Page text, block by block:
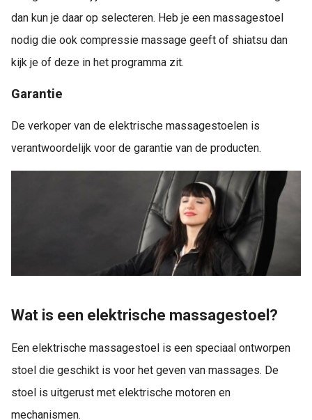
dan kun je daar op selecteren. Heb je een massagestoel
nodig die ook compressie massage geeft of shiatsu dan
kijk je of deze in het programma zit.
Garantie
De verkoper van de elektrische massagestoelen is
verantwoordelijk voor de garantie van de producten.
Wat is een elektrische massagestoel?
Een elektrische massagestoel is een speciaal ontworpen
stoel die geschikt is voor het geven van massages. De
stoel is uitgerust met elektrische motoren en
mechanismen.